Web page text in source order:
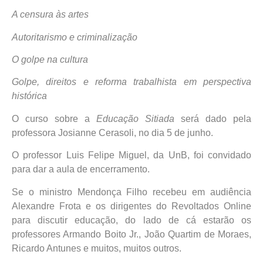
A censura às artes
Autoritarismo e criminalização
O golpe na cultura
Golpe, direitos e reforma trabalhista em perspectiva
histórica
O curso sobre a Educação Sitiada será dado pela
professora Josianne Cerasoli, no dia 5 de junho.
O professor Luis Felipe Miguel, da UnB, foi convidado
para dar a aula de encerramento.
Se o ministro Mendonça Filho recebeu em audiência
Alexandre Frota e os dirigentes do Revoltados Online
para discutir educação, do lado de cá estarão os
professores Armando Boito Jr., João Quartim de Moraes,
Ricardo Antunes e muitos, muitos outros.